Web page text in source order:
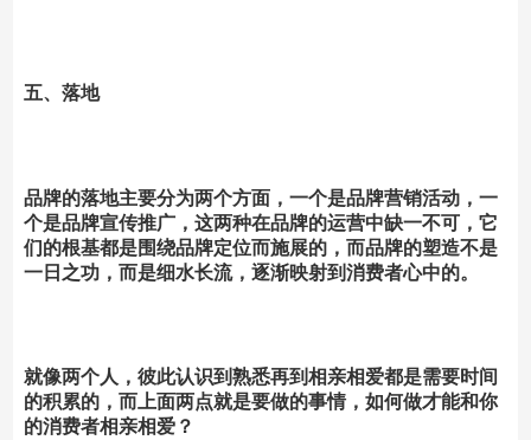
五、落地
品牌的落地主要分为两个方面，一个是品牌营销活动，一
个是品牌宣传推广，这两种在品牌的运营中缺一不可，它
们的根基都是围绕品牌定位而施展的，而品牌的塑造不是
一日之功，而是细水长流，逐渐映射到消费者心中的。
就像两个人，彼此认识到熟悉再到相亲相爱都是需要时间
的积累的，而上面两点就是要做的事情，如何做才能和你
的消费者相亲相爱？